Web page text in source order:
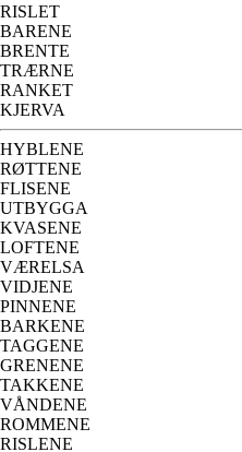
RISLET
BARENE
BRENTE
TRÆRNE
RANKET
KJERVA
HYBLENE
RØTTENE
FLISENE
UTBYGGA
KVASENE
LOFTENE
VÆRELSA
VIDJENE
PINNENE
BARKENE
TAGGENE
GRENENE
TAKKENE
VÅNDENE
ROMMENE
RISLENE